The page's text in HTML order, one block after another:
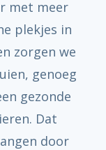
met meer
plekjes in
zorgen we
genoeg
gezonde
Dat
door